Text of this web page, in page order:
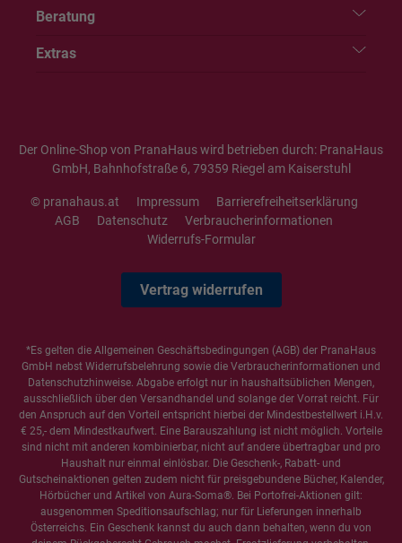
Beratung
Extras
Der Online-Shop von PranaHaus wird betrieben durch: PranaHaus
GmbH, Bahnhofstraße 6, 79359 Riegel am Kaiserstuhl
© pranahaus.at Impressum
Barrierefreiheitserklärung
AGB
Datenschutz
Verbraucherinformationen
Widerrufs-Formular
Vertrag widerrufen
*Es gelten die Allgemeinen Geschäftsbedingungen (AGB) der PranaHaus
GmbH nebst Widerrufsbelehrung sowie die Verbraucherinformationen und
Datenschutzhinweise. Abgabe erfolgt nur in haushaltsüblichen Mengen,
ausschließlich über den Versandhandel und solange der Vorrat reicht. Für
den Anspruch auf den Vorteil entspricht hierbei der Mindestbestellwert i.H.v.
€ 25,- dem Mindestkaufwert. Eine Barauszahlung ist nicht möglich. Vorteile
sind nicht mit anderen kombinierbar, nicht auf andere übertragbar und pro
Haushalt nur einmal einlösbar. Die Geschenk-, Rabatt- und
Gutscheinaktionen gelten zudem nicht für preisgebundene Bücher, Kalender,
Hörbücher und Artikel von Aura-Soma®. Bei Portofrei-Aktionen gilt:
ausgenommen Speditionsaufschlag; nur für Lieferungen innerhalb
Österreichs. Ein Geschenk kannst du auch dann behalten, wenn du von